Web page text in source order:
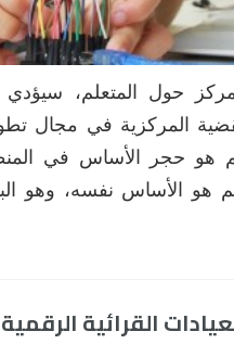
حول المتعلم،
المركزية في مجال
هو حجر الأساس في
هو الأساس نفسه، وهو
القرائية